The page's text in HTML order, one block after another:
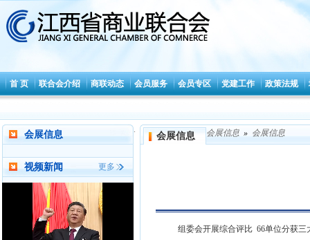
首 页 联合会介绍 商联动态 会员服务 会员专区 党建工作 政策法规
会展信息
更多
视频新闻
. 会展信息 » 会展信息
会展信息
组委会开展综合评比 66单位分获三